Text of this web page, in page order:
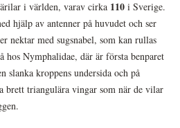
i världen, varav cirka 110 i Sverige.
hjälp av antenner på huvudet och ser
nektar med sugsnabel, som kan rullas
hos Nymphalidae, där är första benparet
slanka kroppens undersida och på
brett triangulära vingar som när de vilar